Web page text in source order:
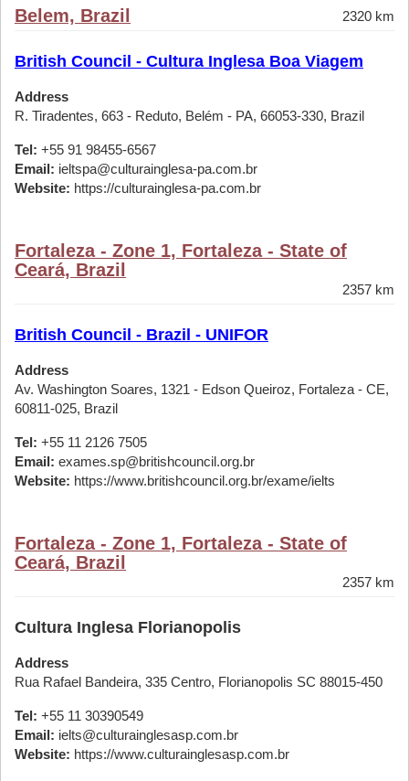
Belem, Brazil 2320 km
British Council - Cultura Inglesa Boa Viagem
Address
R. Tiradentes, 663 - Reduto, Belém - PA, 66053-330, Brazil
Tel: +55 91 98455-6567
Email: ieltspa@culturainglesa-pa.com.br
Website: https://culturainglesa-pa.com.br
Fortaleza - Zone 1, Fortaleza - State of
Ceará, Brazil
2357 km
British Council - Brazil - UNIFOR
Address
Av. Washington Soares, 1321 - Edson Queiroz, Fortaleza - CE,
60811-025, Brazil
Tel: +55 11 2126 7505
Email: exames.sp@britishcouncil.org.br
Website: https://www.britishcouncil.org.br/exame/ielts
Fortaleza - Zone 1, Fortaleza - State of
Ceará, Brazil
2357 km
Cultura Inglesa Florianopolis
Address
Rua Rafael Bandeira, 335 Centro, Florianopolis SC 88015-450
Tel: +55 11 30390549
Email: ielts@culturainglesasp.com.br
Website: https://www.culturainglesasp.com.br